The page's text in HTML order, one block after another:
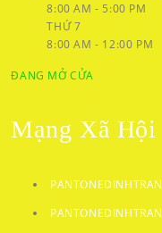
8:00 AM - 5:00 PM
THỨ 7
8:00 AM - 12:00 PM
ĐANG MỞ CỬA
Mạng Xã Hội
PANTONEDINHTRAN
PANTONEDINHTRAN